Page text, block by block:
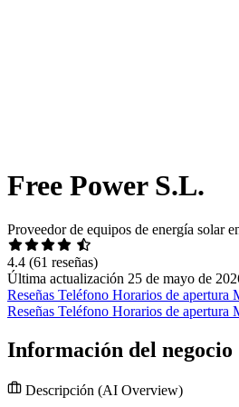
Free Power S.L.
Proveedor de equipos de energía solar
4.4 (61 reseñas)
Última actualización 25 de mayo de
Reseñas Teléfono Horarios de apertura
Reseñas Teléfono Horarios de apertura
Información del negocio
Descripción (AI Overview)